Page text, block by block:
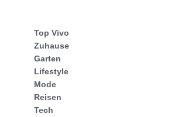
Top Vivo
Zuhause
Garten
Lifestyle
Mode
Reisen
Tech